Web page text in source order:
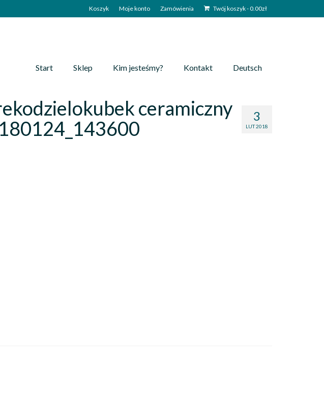
Koszyk Moje konto Zamówienia Twój koszyk-0.00zł
Start Sklep Kim jesteśmy? Kontakt Deutsch
3
LUT 2018
ceramiczny